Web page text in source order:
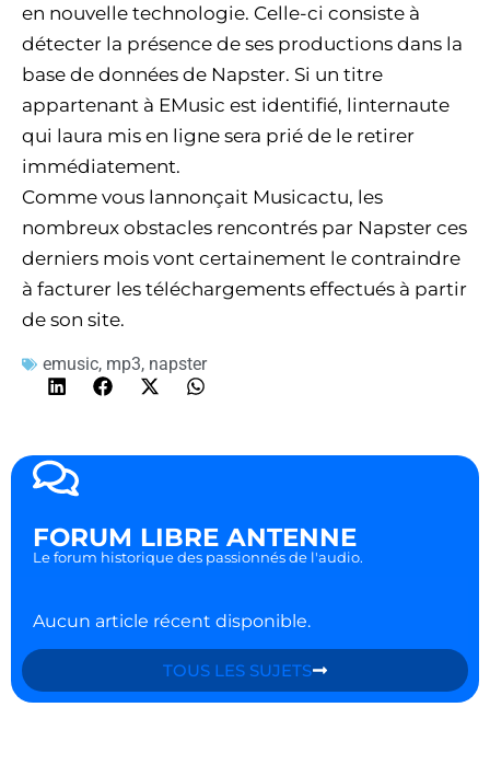
en nouvelle technologie. Celle-ci consiste à
détecter la présence de ses productions dans la
base de données de Napster. Si un titre
appartenant à EMusic est identifié, linternaute
qui laura mis en ligne sera prié de le retirer
immédiatement.
Comme vous lannonçait Musicactu, les
nombreux obstacles rencontrés par Napster ces
derniers mois vont certainement le contraindre
à facturer les téléchargements effectués à partir
de son site.
emusic, mp3, napster
FORUM LIBRE ANTENNE
Le forum historique des passionnés de l'audio.
Aucun article récent disponible.
TOUS LES SUJETS